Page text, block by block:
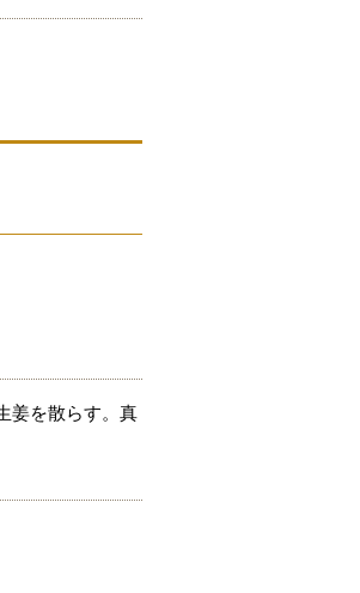
姜を散らす。真